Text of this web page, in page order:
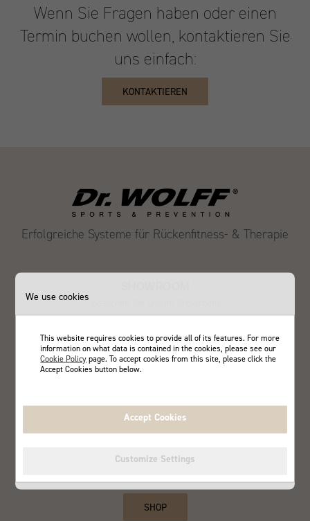
Wenn Sie Fragen haben oder einen
Termin buchen wollen, kontaktieren Sie
uns einfach:
KONTAKTIEREN
Erfolgreiche Systeme für Rückenfitness- & Therapie
ZUM SHOWROOM
SEIT 1993
MEHR
DIREKT ONLINE KAUFEN
SHOP
We use cookies
This website requires cookies to provide all of its features. For more
information on what data is contained in the cookies, please see our
Cookie Policypage. To accept cookies from this site, please click the
Accept Cookies button below.
Accept Cookies
Customize Settings